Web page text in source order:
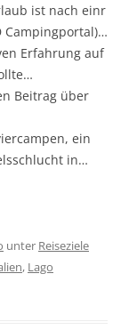
ist nach einr
Campingportal)…
Erfahrung auf
Beitrag über
ein
in…
unter Reiseziele
, Lago